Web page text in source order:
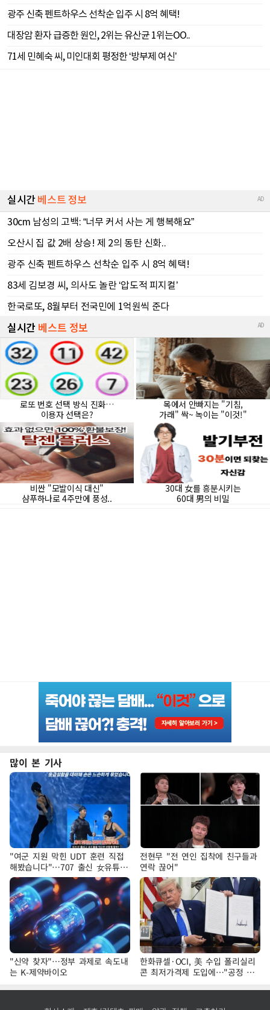
많이 본 기사
"여군 지원 막힌 UDT 훈련 직접
해봤습니다"…707 출신 女유튜버
'완벽 소화'
전현무 "전 연인 집착에 친구들과
연락 끊어"
"신약 찾자"…정부 과제로 속도내
는 K-제약바이오
한화큐셀·OCI, 美 수입 폴리실리
콘 최저가격제 도입에…"공정 경
쟁·수익성 개선 환영"